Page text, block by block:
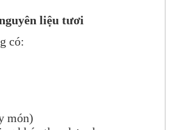
liệu tươi
có:
món)